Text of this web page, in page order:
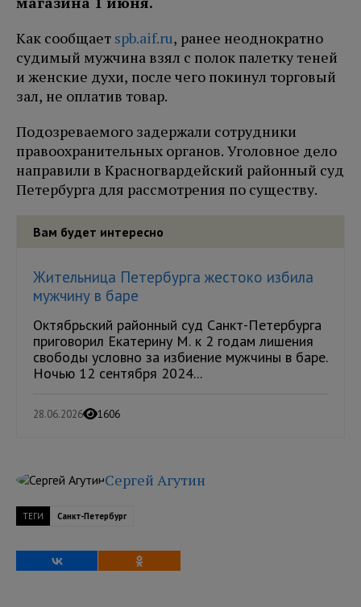
Как сообщает spb.aif.ru, ранее неоднократно
судимый мужчина взял с полок палетку теней
и женские духи, после чего покинул торговый
зал, не оплатив товар.
Подозреваемого задержали сотрудники
правоохранительных органов. Уголовное дело
направили в Красногвардейский районный суд
Петербурга для рассмотрения по существу.
Вам будет интересно
Жительница Петербурга жестоко избила
мужчину в баре
Октябрьский районный суд Санкт-Петербурга
приговорил Екатерину М. к 2 годам лишения
свободы условно за избиение мужчины в баре.
Ночью 12 сентября 2024...
28.06.2026 1606
Сергей Агутин
ТЕГИ Санкт-Петербург